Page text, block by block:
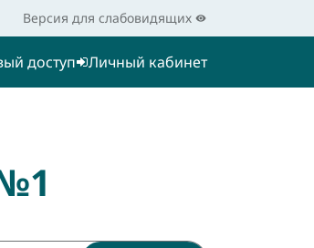
Версия для слабовидящих
доступ Личный кабинет